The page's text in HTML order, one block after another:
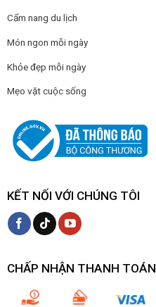
Cẩm nang du lịch
Món ngon mỗi ngày
Khỏe đẹp mỗi ngày
Mẹo vặt cuộc sống
KẾT NỐI VỚI CHÚNG TÔI
CHẤP NHẬN THANH TOÁN